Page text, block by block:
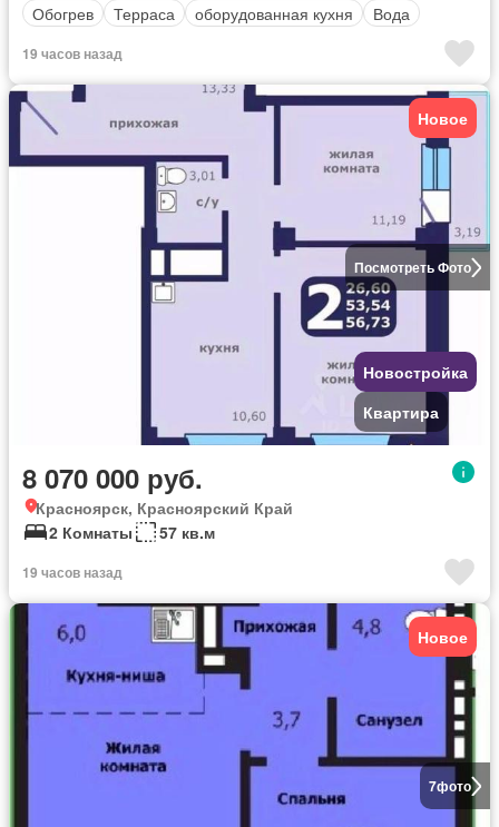
Обогрев
Терраса оборудованная кухня Вода
19 часов назад
Посмотреть Фото
Новое
Новостройка
Квартира
8 070 000 руб.
Красноярск, Красноярский Край
2 Комнаты
57 кв.м
19 часов назад
7фото
Новое